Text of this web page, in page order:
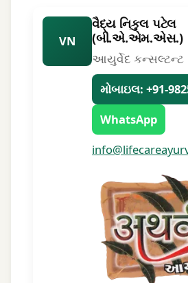
VN
વૈદ્ય નિકુલ પટેલ
(બી.એ.એમ.એસ.)
આયુર્વેદ કન્સલ્ટન્ટ
મોબાઇલ: +91-
WhatsApp